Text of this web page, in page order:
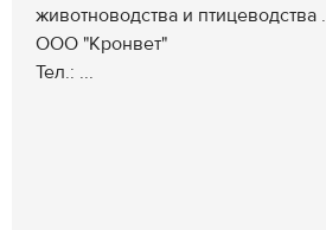
животноводства и птицеводства .
ООО "Кронвет"
Тел.: ...